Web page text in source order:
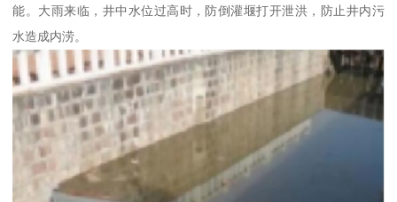
能。大雨来临，井中水位过高时，防倒灌堰打开泄洪，防止井内污
水造成内涝。